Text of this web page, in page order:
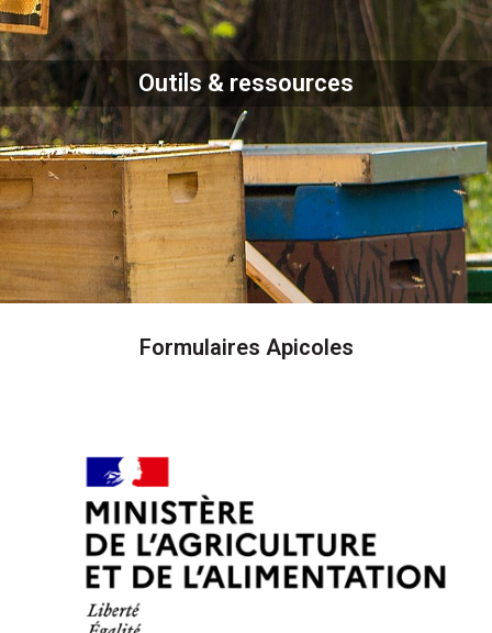
Outils & ressources
Formulaires Apicoles